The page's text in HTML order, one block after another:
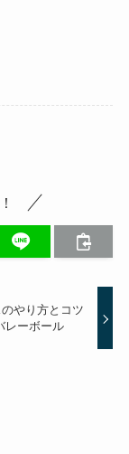
やり方とコツ
レーボール